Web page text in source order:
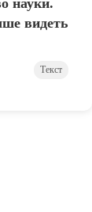
науки.
видеть
Текст